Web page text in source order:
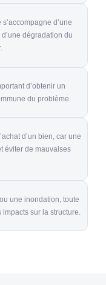
d’une
dégradation du
d’obtenir un
du problème.
d’un bien, car une
éviter de mauvaises
une inondation, toute
impacts sur la structure.